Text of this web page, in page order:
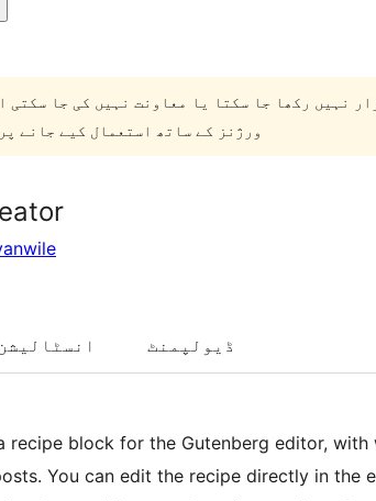
نہیں رکھا جا سکتا یا معاونت نہیں کی جا
ورژنز کے ساتھ استعمال کیے جانے
ڈیولپمنٹ
recipe block for the Gutenberg editor, with
You can edit the recipe directly in the